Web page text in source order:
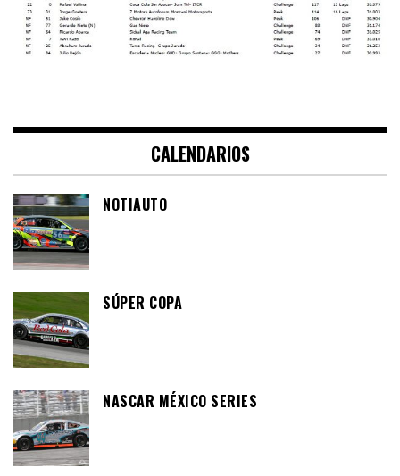
CALENDARIOS
NOTIAUTO
SÚPER COPA
NASCAR MÉXICO SERIES